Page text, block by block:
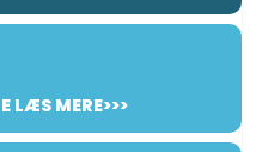
LÆS MERE>>>